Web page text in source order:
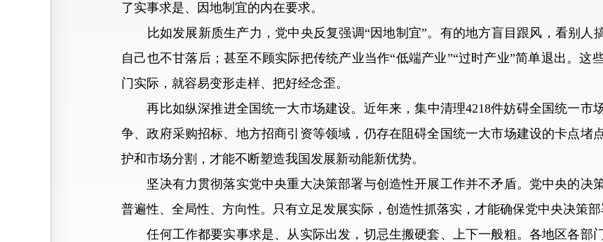
了实事求是、因地制宜的内在要求。
比如发展新质生产力，党中央反复强调“因地制宜”。有的地方盲目跟风，看别人
自己也不甘落后；甚至不顾实际把传统产业当作“低端产业”“过时产业”简单退出。这
门实际，就容易变形走样、把好经念歪。
再比如纵深推进全国统一大市场建设。近年来，集中清理4218件妨碍全国统一市
争、政府采购招标、地方招商引资等领域，仍存在阻碍全国统一大市场建设的卡点堵
护和市场分割，才能不断塑造我国发展新动能新优势。
坚决有力贯彻落实党中央重大决策部署与创造性开展工作并不矛盾。党中央的决
普遍性、全局性、方向性。只有立足发展实际，创造性抓落实，才能确保党中央决策部
任何工作都要实事求是、从实际出发，切忌生搬硬套、上下一般粗。各地区各部